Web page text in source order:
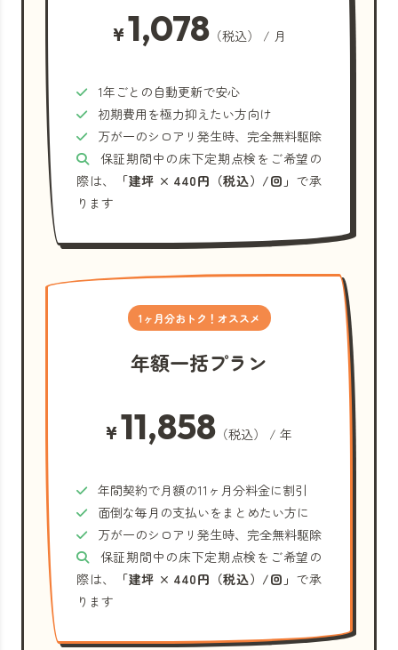
¥1,078（税込） / 月
1年ごとの自動更新で安心
初期費用を極力抑えたい方向け
万が一のシロアリ発生時、完全無料駆除
保証期間中の床下定期点検をご希望の
際は、
「建坪 × 440円（税込）/回」 で承
ります
1ヶ月分おトク！オススメ
年額一括プラン
¥11,858 （税込） / 年
年間契約で月額の11ヶ月分料金に割引
面倒な毎月の支払いをまとめたい方に
万が一のシロアリ発生時、完全無料駆除
保証期間中の床下定期点検をご希望の
際は、
「建坪 × 440円（税込）/回」 で承
ります